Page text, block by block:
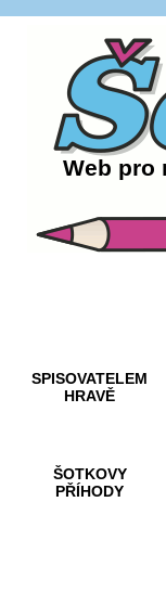
Web pro
SPISOVATELEM
HRAVĚ
ŠOTKOVY
PŘÍHODY